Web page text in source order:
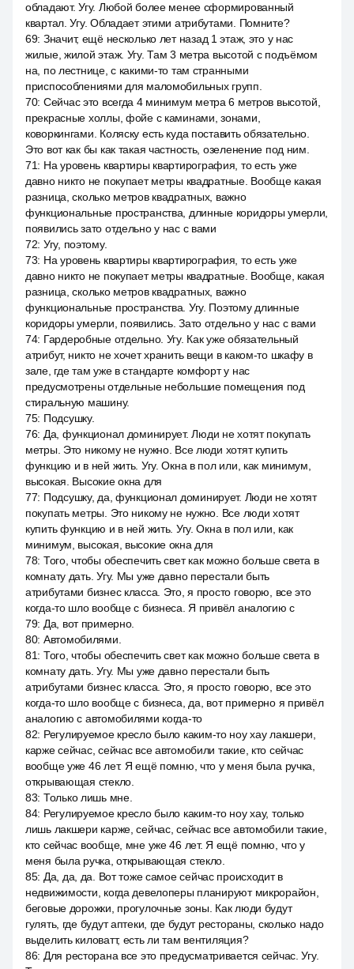
обладают. Угу. Любой более менее сформированный
квартал. Угу. Обладает этими атрибутами. Помните?
69: Значит, ещё несколько лет назад 1 этаж, это у нас
жилые, жилой этаж. Угу. Там 3 метра высотой с подъёмом
на, по лестнице, с какими-то там странными
приспособлениями для маломобильных групп.
70: Сейчас это всегда 4 минимум метра 6 метров высотой,
прекрасные холлы, фойе с каминами, зонами,
коворкингами. Коляску есть куда поставить обязательно.
Это вот как бы как такая частность, озеленение под ним.
71: На уровень квартиры квартирография, то есть уже
давно никто не покупает метры квадратные. Вообще какая
разница, сколько метров квадратных, важно
функциональные пространства, длинные коридоры умерли,
появились зато отдельно у нас с вами
72: Угу, поэтому.
73: На уровень квартиры квартирография, то есть уже
давно никто не покупает метры квадратные. Вообще, какая
разница, сколько метров квадратных, важно
функциональные пространства. Угу. Поэтому длинные
коридоры умерли, появились. Зато отдельно у нас с вами
74: Гардеробные отдельно. Угу. Как уже обязательный
атрибут, никто не хочет хранить вещи в каком-то шкафу в
зале, где там уже в стандарте комфорт у нас
предусмотрены отдельные небольшие помещения под
стиральную машину.
75: Подсушку.
76: Да, функционал доминирует. Люди не хотят покупать
метры. Это никому не нужно. Все люди хотят купить
функцию и в ней жить. Угу. Окна в пол или, как минимум,
высокая. Высокие окна для
77: Подсушку, да, функционал доминирует. Люди не хотят
покупать метры. Это никому не нужно. Все люди хотят
купить функцию и в ней жить. Угу. Окна в пол или, как
минимум, высокая, высокие окна для
78: Того, чтобы обеспечить свет как можно больше света в
комнату дать. Угу. Мы уже давно перестали быть
атрибутами бизнес класса. Это, я просто говорю, все это
когда-то шло вообще с бизнеса. Я привёл аналогию с
79: Да, вот примерно.
80: Автомобилями.
81: Того, чтобы обеспечить свет как можно больше света в
комнату дать. Угу. Мы уже давно перестали быть
атрибутами бизнес класса. Это, я просто говорю, все это
когда-то шло вообще с бизнеса, да, вот примерно я привёл
аналогию с автомобилями когда-то
82: Регулируемое кресло было каким-то ноу хау лакшери,
карже сейчас, сейчас все автомобили такие, кто сейчас
вообще уже 46 лет. Я ещё помню, что у меня была ручка,
открывающая стекло.
83: Только лишь мне.
84: Регулируемое кресло было каким-то ноу хау, только
лишь лакшери карже, сейчас, сейчас все автомобили такие,
кто сейчас вообще, мне уже 46 лет. Я ещё помню, что у
меня была ручка, открывающая стекло.
85: Да, да, да. Вот тоже самое сейчас происходит в
недвижимости, когда девелоперы планируют микрорайон,
беговые дорожки, прогулочные зоны. Как люди будут
гулять, где будут аптеки, где будут рестораны, сколько надо
выделить киловатт, есть ли там вентиляция?
86: Для ресторана все это предусматривается сейчас. Угу.